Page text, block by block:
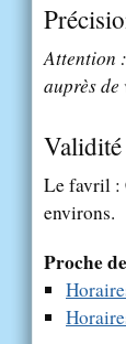
Attention
auprès
Validité
Le favril :
environs.
Proche